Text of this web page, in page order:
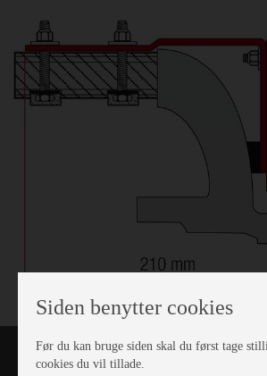
Siden benytter cookies
Før du kan bruge siden skal du først tage
cookies du vil tillade.